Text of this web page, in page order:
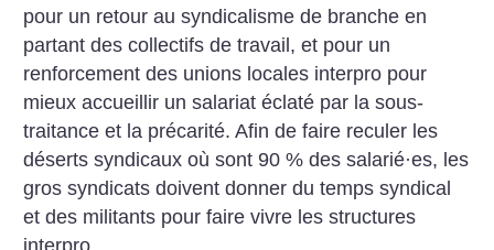
pour un retour au syndicalisme de branche en
partant des collectifs de travail, et pour un
renforcement des unions locales interpro pour
mieux accueillir un salariat éclaté par la sous-
traitance et la précarité. Afin de faire reculer les
déserts syndicaux où sont 90 % des salarié·es, les
gros syndicats doivent donner du temps syndical
et des militants pour faire vivre les structures
interpro.